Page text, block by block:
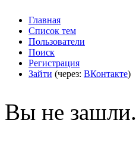
Главная
Список тем
Пользователи
Поиск
Регистрация
Зайти (через: ВКонтакте)
Вы не зашли.